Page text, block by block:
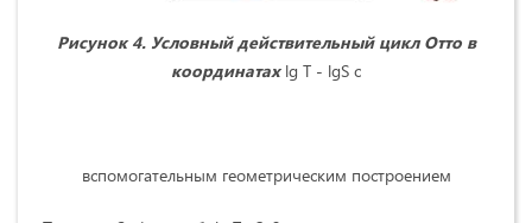
Рисунок 4. Условный действительный цикл Отто в
координатахlg T - lgS с
вспомогательным геометрическим построением